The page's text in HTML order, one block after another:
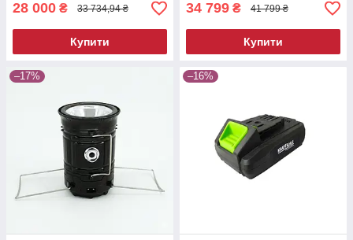
28 000 ₴ 33 734,94 ₴
Купити
34 799 ₴ 41 799 ₴
Купити
–17% –16%